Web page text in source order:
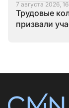
7 августа 2026,
Трудовые
призвали